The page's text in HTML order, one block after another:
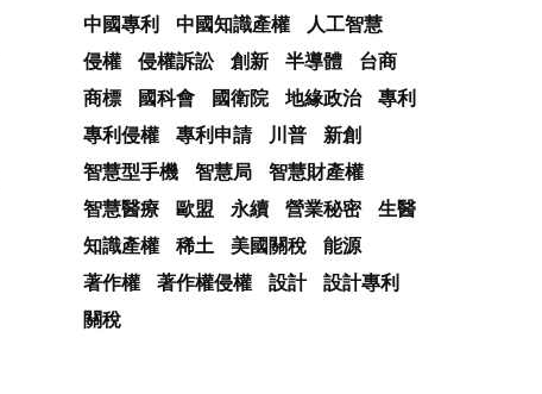
中國專利
中國知識產權
人工智慧
侵權
侵權訴訟 創新 半導體
台商
商標
國科會 國衛院 地緣政治
專利
專利侵權
專利申請 川普
新創
智慧型手機
智慧局
智慧財產權
智慧醫療
歐盟 永續 營業秘密
生醫
知識產權
稀土 美國關稅
能源
著作權
著作權侵權 設計
設計專利
關稅